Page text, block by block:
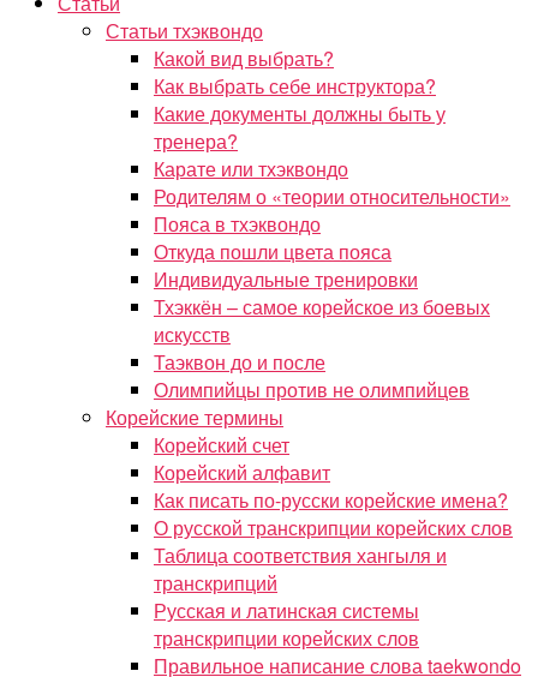
Статьи тхэквондо
Какой вид выбрать?
Как выбрать себе инструктора?
Какие документы должны быть у
тренера?
Карате или тхэквондо
Родителям о «теории относительности»
Пояса в тхэквондо
Откуда пошли цвета пояса
Индивидуальные тренировки
Тхэккён – самое корейское из боевых
искусств
Таэквон до и после
Олимпийцы против не олимпийцев
Корейские термины
Корейский счет
Корейский алфавит
Как писать по-русски корейские имена?
О русской транскрипции корейских слов
Таблица соответствия хангыля и
транскрипций
Русская и латинская системы
транскрипции корейских слов
Правильное написание слова taekwondo